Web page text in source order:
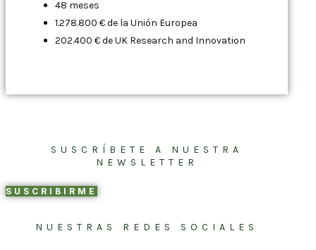
48 meses
1.278.800 € de la Unión Europea
202.400 € de UK Research and Innovation
SUSCRÍBETE A NUESTRA
NEWSLETTER
SUSCRIBIRME
NUESTRAS REDES SOCIALES